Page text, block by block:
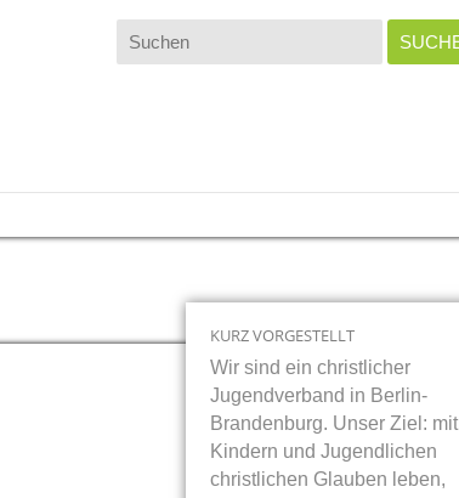
KURZ VORGESTELLT
Wir sind ein christlicher
Jugendverband in Berlin-
Brandenburg. Unser Ziel: mit
Kindern und Jugendlichen
christlichen Glauben leben,